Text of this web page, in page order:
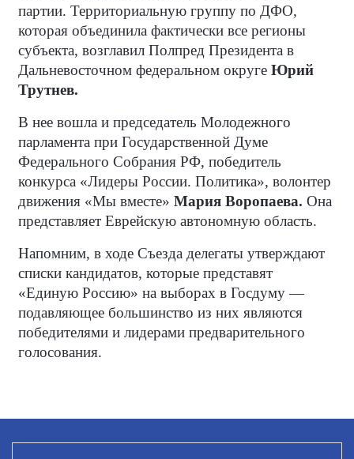
партии. Территориальную группу по ДФО,
которая объединила фактически все регионы
субъекта, возглавил Полпред Президента в
Дальневосточном федеральном округе Юрий
Трутнев.
В нее вошла и председатель Молодежного
парламента при Государственной Думе
Федерального Собрания РФ, победитель
конкурса «Лидеры России. Политика», волонтер
движения «Мы вместе» Мария Воропаева. Она
представляет Еврейскую автономную область.
Напомним, в ходе Съезда делегаты утверждают
списки кандидатов, которые представят
«Единую Россию» на выборах в Госдуму —
подавляющее большинство из них являются
победителями и лидерами предварительного
голосования.